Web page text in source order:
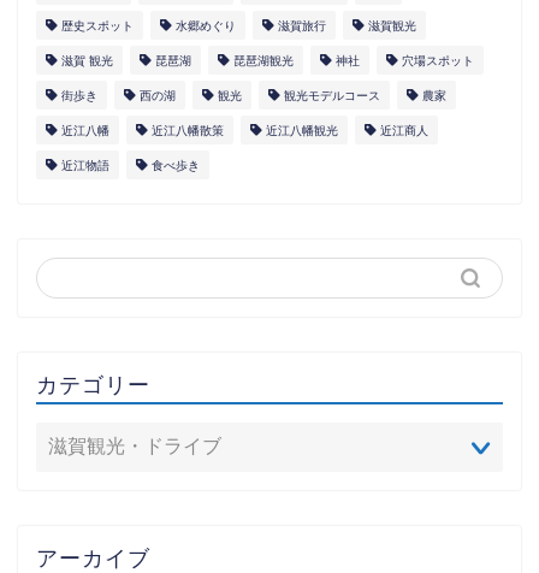
歴史スポット 水郷めぐり 滋賀旅行 滋賀観光
滋賀 観光 琵琶湖 琵琶湖観光 神社 穴場スポット
街歩き 西の湖 観光 観光モデルコース 農家
近江八幡 近江八幡散策 近江八幡観光 近江商人
近江物語 食べ歩き
カテゴリー
アーカイブ